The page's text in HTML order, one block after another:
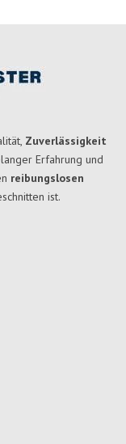
Zuverlässigkeit
Erfahrung und
reibungslosen
ist.